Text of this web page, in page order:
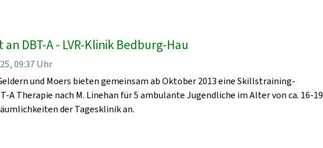
DBT-A - LVR-Klinik Bedburg-Hau
09:37 Uhr
und Moers bieten gemeinsam ab Oktober 2013 eine Skillstraining-
A Therapie nach M. Linehan für 5 ambulante Jugendliche im Alter von ca. 16-19
der Tagesklinik an.